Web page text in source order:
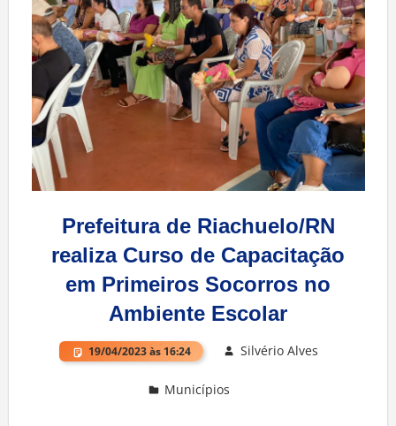
Prefeitura de Riachuelo/RN
realiza Curso de Capacitação
em Primeiros Socorros no
Ambiente Escolar
19/04/2023 às 16:24 Silvério Alves
Municípios